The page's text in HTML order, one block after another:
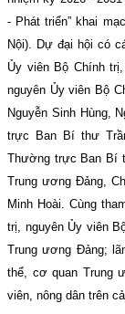
- Phát triển” khai
Nội). Dự đại hội có
Ủy viên Bộ Chính
nguyên Ủy viên Bộ
Nguyễn Sinh Hùng,
trực Ban Bí thư
Thường trực Ban Bí
Trung ương Đảng,
Minh Hoài. Cùng
trị, nguyên Ủy viên
Trung ương Đảng;
thể, cơ quan Trung
viên, nông dân trên